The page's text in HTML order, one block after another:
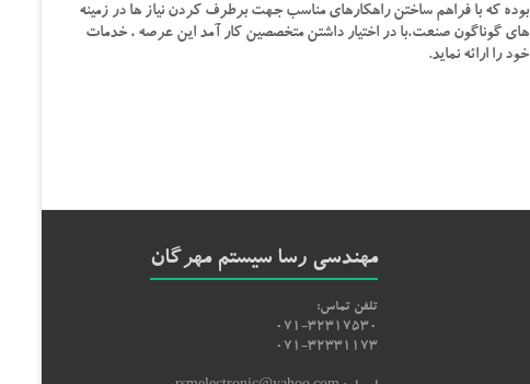
بوده که با فراهم ساختن راهکارهای مناسب جهت برطرف کردن نیاز ها در زمینه
های گوناگون صنعت،با در اختیار داشتن متخصصین کار آمد این عرصه ، خدمات
خود را ارائه نماید.
مهندسی رسا سیستم مهرگان
تلفن تماس:
071-32317530
071-32331173